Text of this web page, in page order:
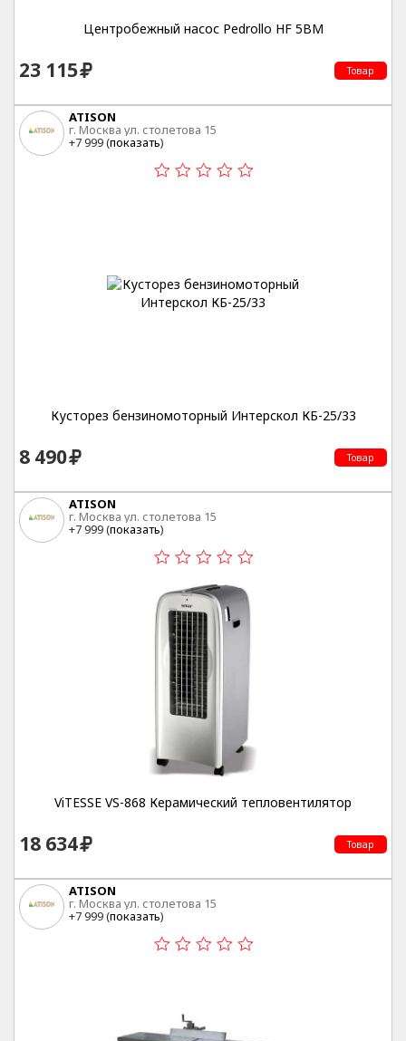
Центробежный насос Pedrollo HF 5BM
23 115 Товар
ATISON
г. Москва ул. столетова 15
+7 999 (показать)
Кусторез бензиномоторный Интерскол КБ-25/33
8 490 Товар
ATISON
г. Москва ул. столетова 15
+7 999 (показать)
ViTESSE VS-868 Керамический тепловентилятор
18 634 Товар
ATISON
г. Москва ул. столетова 15
+7 999 (показать)